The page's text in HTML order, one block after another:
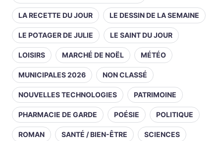
LA RECETTE DU JOUR LE DESSIN DE LA SEMAINE
LE POTAGER DE JULIE LE SAINT DU JOUR
LOISIRS MARCHÉ DE NOËL MÉTÉO
MUNICIPALES 2026 NON CLASSÉ
NOUVELLES TECHNOLOGIES PATRIMOINE
PHARMACIE DE GARDE POÉSIE POLITIQUE
ROMAN SANTÉ / BIEN-ÊTRE SCIENCES